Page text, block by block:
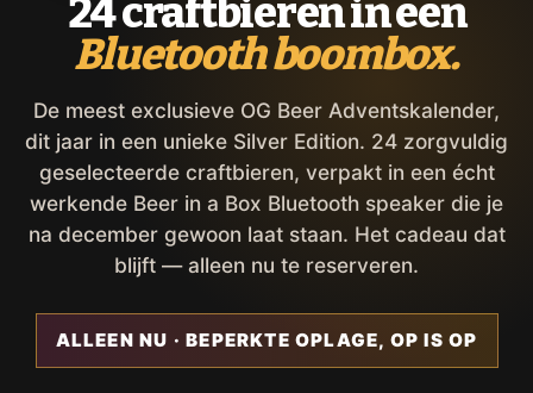
24 craftbieren in een
Bluetooth boombox.
De meest exclusieve OG Beer Adventskalender,
dit jaar in een unieke Silver Edition. 24 zorgvuldig
geselecteerde craftbieren, verpakt in een écht
werkende Beer in a Box Bluetooth speaker die je
na december gewoon laat staan. Het cadeau dat
blijft — alleen nu te reserveren.
ALLEEN NU · BEPERKTE OPLAGE, OP IS OP